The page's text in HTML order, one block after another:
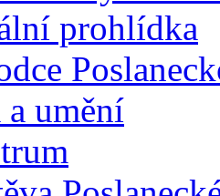
prohlídka
umění